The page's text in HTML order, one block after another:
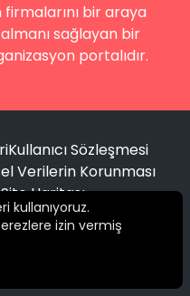
bir araya
sağlayan bir
portalıdır.
Kullanıcı Sözleşmesi
Verilerin Korunması
Site Haritası
kullanıyoruz.
izin vermiş